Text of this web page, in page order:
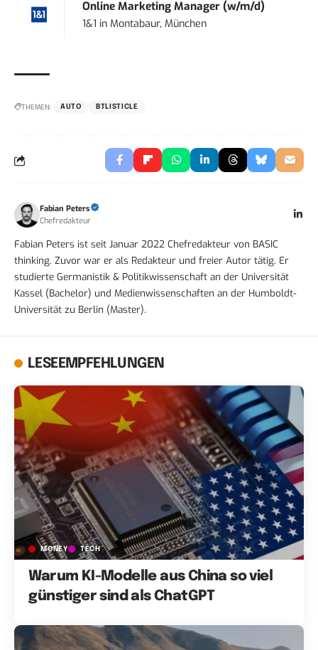
Online Marketing Manager (w/m/d)
1&1 inMontabaur, München
THEMEN: AUTO BTLISTICLE
Fabian Peters
Chefredakteur
Fabian Peters ist seit Januar 2022 Chefredakteur von BASIC
thinking. Zuvor war er als Redakteur und freier Autor tätig. Er
studierte Germanistik & Politikwissenschaft an der Universität
Kassel (Bachelor) und Medienwissenschaften an der Humboldt-
Universität zu Berlin (Master).
LESEEMPFEHLUNGEN
MONEY TECH
Warum KI-Modelle aus China so viel
günstiger sind als ChatGPT